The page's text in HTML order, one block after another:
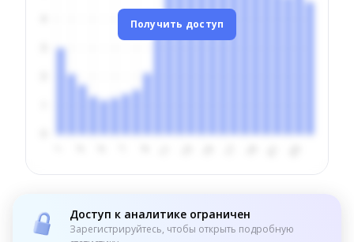
Получить доступ
Доступ к аналитике ограничен
Зарегистрируйтесь, чтобы открыть подробную